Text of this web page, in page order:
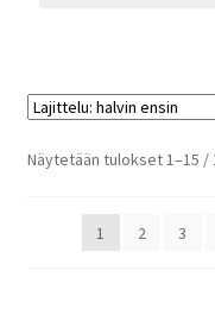
Näytetään tulokset 1–15 /
1 2 3